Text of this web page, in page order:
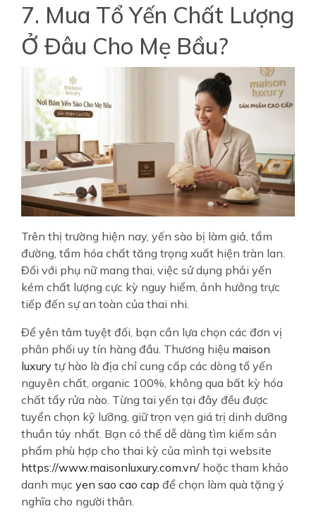
7. Mua Tổ Yến Chất Lượng
Ở Đâu Cho Mẹ Bầu?
Trên thị trường hiện nay, yến sào bị làm giả, tẩm
đường, tẩm hóa chất tăng trọng xuất hiện tràn lan.
Đối với phụ nữ mang thai, việc sử dụng phải yến
kém chất lượng cực kỳ nguy hiểm, ảnh hưởng trực
tiếp đến sự an toàn của thai nhi.
Để yên tâm tuyệt đối, bạn cần lựa chọn các đơn vị
phân phối uy tín hàng đầu. Thương hiệu maison
luxury tự hào là địa chỉ cung cấp các dòng tổ yến
nguyên chất, organic 100%, không qua bất kỳ hóa
chất tẩy rửa nào. Từng tai yến tại đây đều được
tuyển chọn kỹ lưỡng, giữ trọn vẹn giá trị dinh dưỡng
thuần túy nhất. Bạn có thể dễ dàng tìm kiếm sản
phẩm phù hợp cho thai kỳ của mình tại website
https://www.maisonluxury.com.vn/ hoặc tham khảo
danh mục yen sao cao cap để chọn làm quà tặng ý
nghĩa cho người thân.